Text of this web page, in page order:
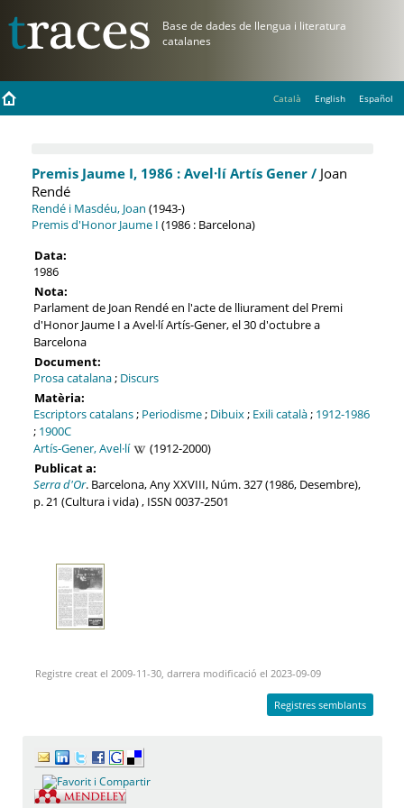
Català English Español
Premis Jaume I, 1986 : Avel·lí Artís Gener /Joan
Rendé
Rendé i Masdéu, Joan (1943-)
Premis d'Honor Jaume I (1986 : Barcelona)
Data:
1986
Nota:
Parlament de Joan Rendé en l'acte de lliurament del Premi
d'Honor Jaume I a Avel·lí Artís-Gener, el 30 d'octubre a
Barcelona
Document:
Prosa catalana; Discurs
Matèria:
Escriptors catalans; Periodisme; Dibuix; Exili català; 1912-1986
; 1900C
Artís-Gener, Avel·lí
(1912-2000)
Publicat a:
Serra d'Or. Barcelona, Any XXVIII, Núm. 327 (1986, Desembre),
p. 21 (Cultura i vida) , ISSN 0037-2501
Registre creat el 2009-11-30, darrera modificació el 2023-09-09
Registres semblants